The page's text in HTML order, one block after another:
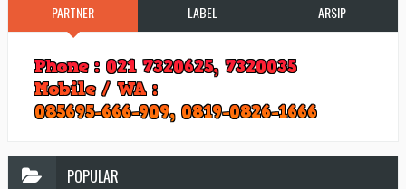
PARTNER LABEL ARSIP
POPULAR